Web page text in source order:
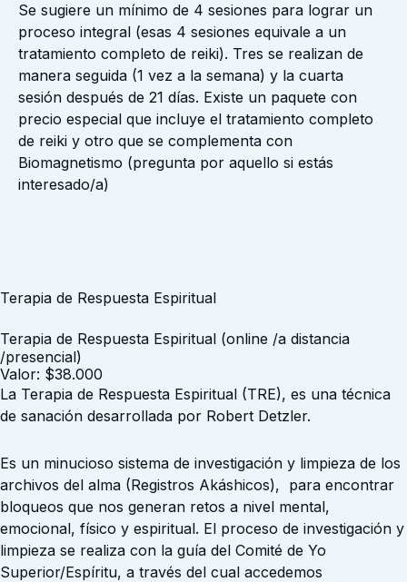
Se sugiere un mínimo de 4 sesiones para lograr un
proceso integral (esas 4 sesiones equivale a un
tratamiento completo de reiki). Tres se realizan de
manera seguida (1 vez a la semana) y la cuarta
sesión después de 21 días. Existe un paquete con
precio especial que incluye el tratamiento completo
de reiki y otro que se complementa con
Biomagnetismo (pregunta por aquello si estás
interesado/a)
Terapia de Respuesta Espiritual
Terapia de Respuesta Espiritual (online /a distancia
/presencial)
Valor: $38.000
La Terapia de Respuesta Espiritual (TRE), es una técnica
de sanación desarrollada por Robert Detzler.
Es un minucioso sistema de investigación y limpieza de los
archivos del alma (Registros Akáshicos), para encontrar
bloqueos que nos generan retos a nivel mental,
emocional, físico y espiritual. El proceso de investigación y
limpieza se realiza con la guía del Comité de Yo
Superior/Espíritu, a través del cual accedemos